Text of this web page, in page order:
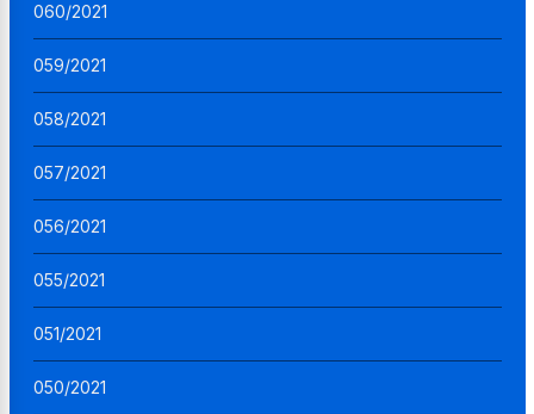
060/2021
059/2021
058/2021
057/2021
056/2021
055/2021
051/2021
050/2021